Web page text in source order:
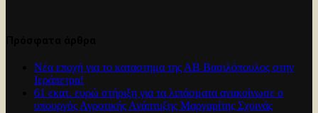
Νέα εποχή για το καταστημα της ΑΒ Βασιλόπουλος στην
Ιεράπετρα!
61 εκατ. ευρώ στήριξη για τα λιπάσματα ανακοίνωσε ο
υπουργός Αγροτικής Ανάπτυξης Μαργαρίτης Σχοινάς